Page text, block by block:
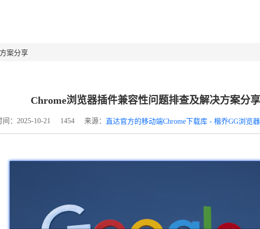
案分享
Chrome浏览器插件兼容性问题排查及解决方案分享
间：2025-10-21 1454 来源： 直达官方的移动端Chrome下载库 - 楷乔GG浏览